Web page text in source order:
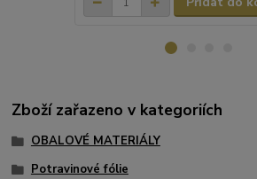
Zboží zařazeno v kategoriích
OBALOVÉ MATERIÁLY
Potravinové fólie